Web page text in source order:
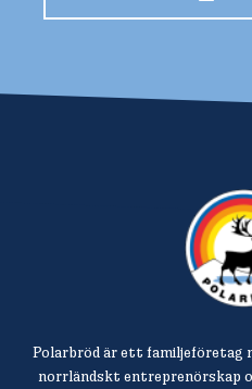
Polarbröd är ett familjeföretag
norrländskt entreprenörskap